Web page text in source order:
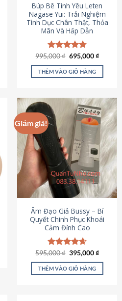
Búp Bê Tình Yêu Leten
Nagase Yui: Trải Nghiệm
Tình Dục Chân Thật, Thỏa
Mãn Và Hấp Dẫn
Được xếp
hạng4.80
5 sao
995,000₫ Giá
là:
995,000 ₫.
695,000₫Giá
tại
THÊM VÀO GIỎ HÀNG
Giảm giá!
Âm Đạo Giả Bussy – Bí
Quyết Chinh Phục Khoái
Cảm Đỉnh Cao
Được xếp
hạng4.64
5 sao
595,000₫ Giá
là:
595,000 ₫.
395,000₫Giá
tại
THÊM VÀO GIỎ HÀNG